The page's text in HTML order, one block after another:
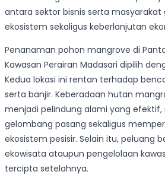
antara sektor bisnis serta masyarakat
ekosistem sekaligus keberlanjutan
Penanaman pohon mangrove di
Kawasan Perairan Madasari dipilih
Kedua lokasi ini rentan terhadap
serta banjir. Keberadaan hutan
menjadi pelindung alami yang
gelombang pasang sekaligus
ekosistem pesisir. Selain itu, peluang
ekowisata ataupun pengelolaan
tercipta setelahnya.